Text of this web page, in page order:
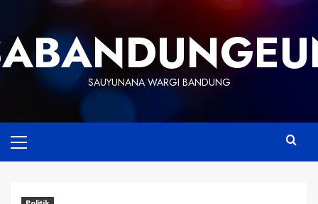
content
SAUYUNANA WARGI BANDUNG
Menu